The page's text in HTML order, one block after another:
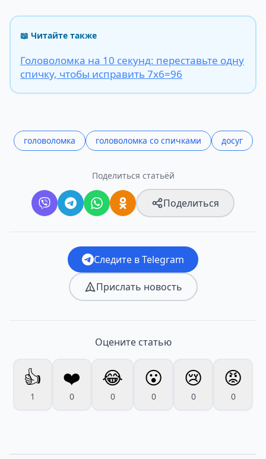
📖 Читайте также
Головоломка на 10 секунд: переставьте одну
спичку, чтобы исправить 7х6=96
головоломка головоломка со спичками досуг
Поделиться статьёй
Поделиться
Следите в Telegram
Прислать новость
Оцените статью
👍
1
❤️
0
😂
0
😮
0
😢
0
😡
0